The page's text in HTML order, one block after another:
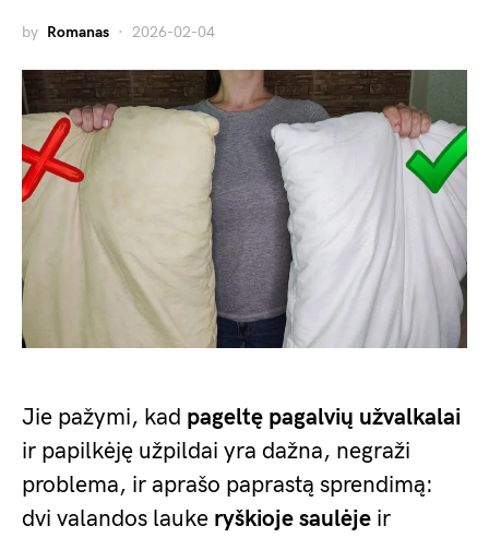
by Romanas 2026-02-04
Jie pažymi, kad pageltę pagalvių užvalkalai
ir papilkėję užpildai yra dažna, negraži
problema, ir aprašo paprastą sprendimą:
dvi valandos lauke ryškioje saulėje ir